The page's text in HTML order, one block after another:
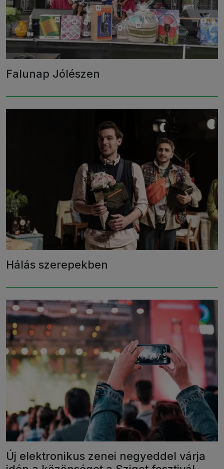
Falunap Jólészen
Hálás szerepekben
Új elektronikus zenei negyeddel várja